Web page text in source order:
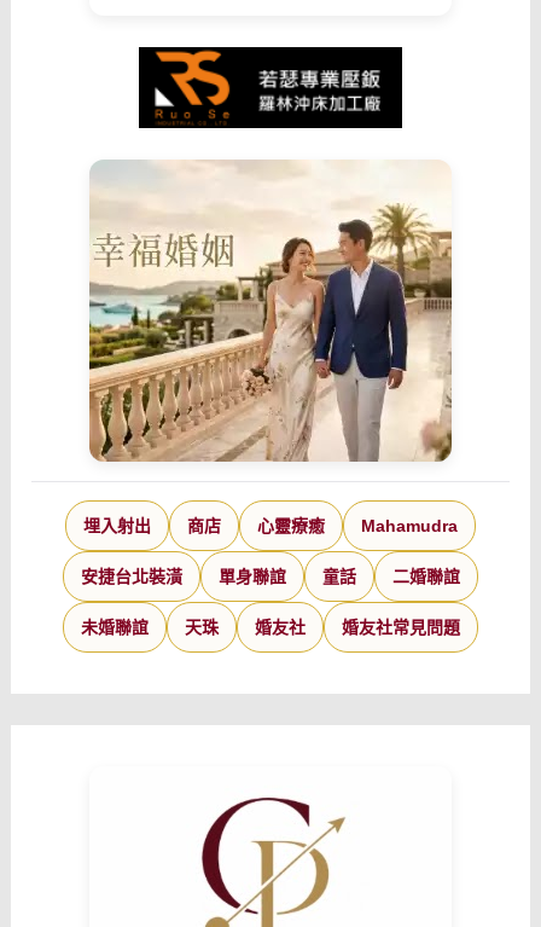
埋入射出 商店 心靈療癒 Mahamudra
安捷台北裝潢 單身聯誼 童話 二婚聯誼
未婚聯誼 天珠 婚友社 婚友社常見問題